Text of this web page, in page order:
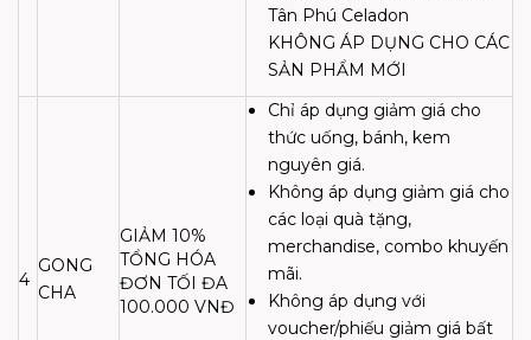
Tân Phú Celadon
KHÔNG ÁP DỤNG CHO CÁC
SẢN PHẨM MỚI
4
GONG
CHA
GIẢM 10%
TỔNG HÓA
ĐƠN TỐI ĐA
100.000 VNĐ
Chỉ áp dụng giảm giá cho
thức uống, bánh, kem
nguyên giá.
Không áp dụng giảm giá cho
các loại quà tặng,
merchandise, combo khuyến
mãi.
Không áp dụng với
voucher/phiếu giảm giá bất